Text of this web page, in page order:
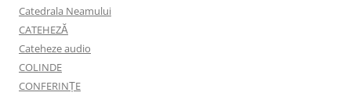
Catedrala Neamului
CATEHEZĂ
Cateheze audio
COLINDE
CONFERINȚE